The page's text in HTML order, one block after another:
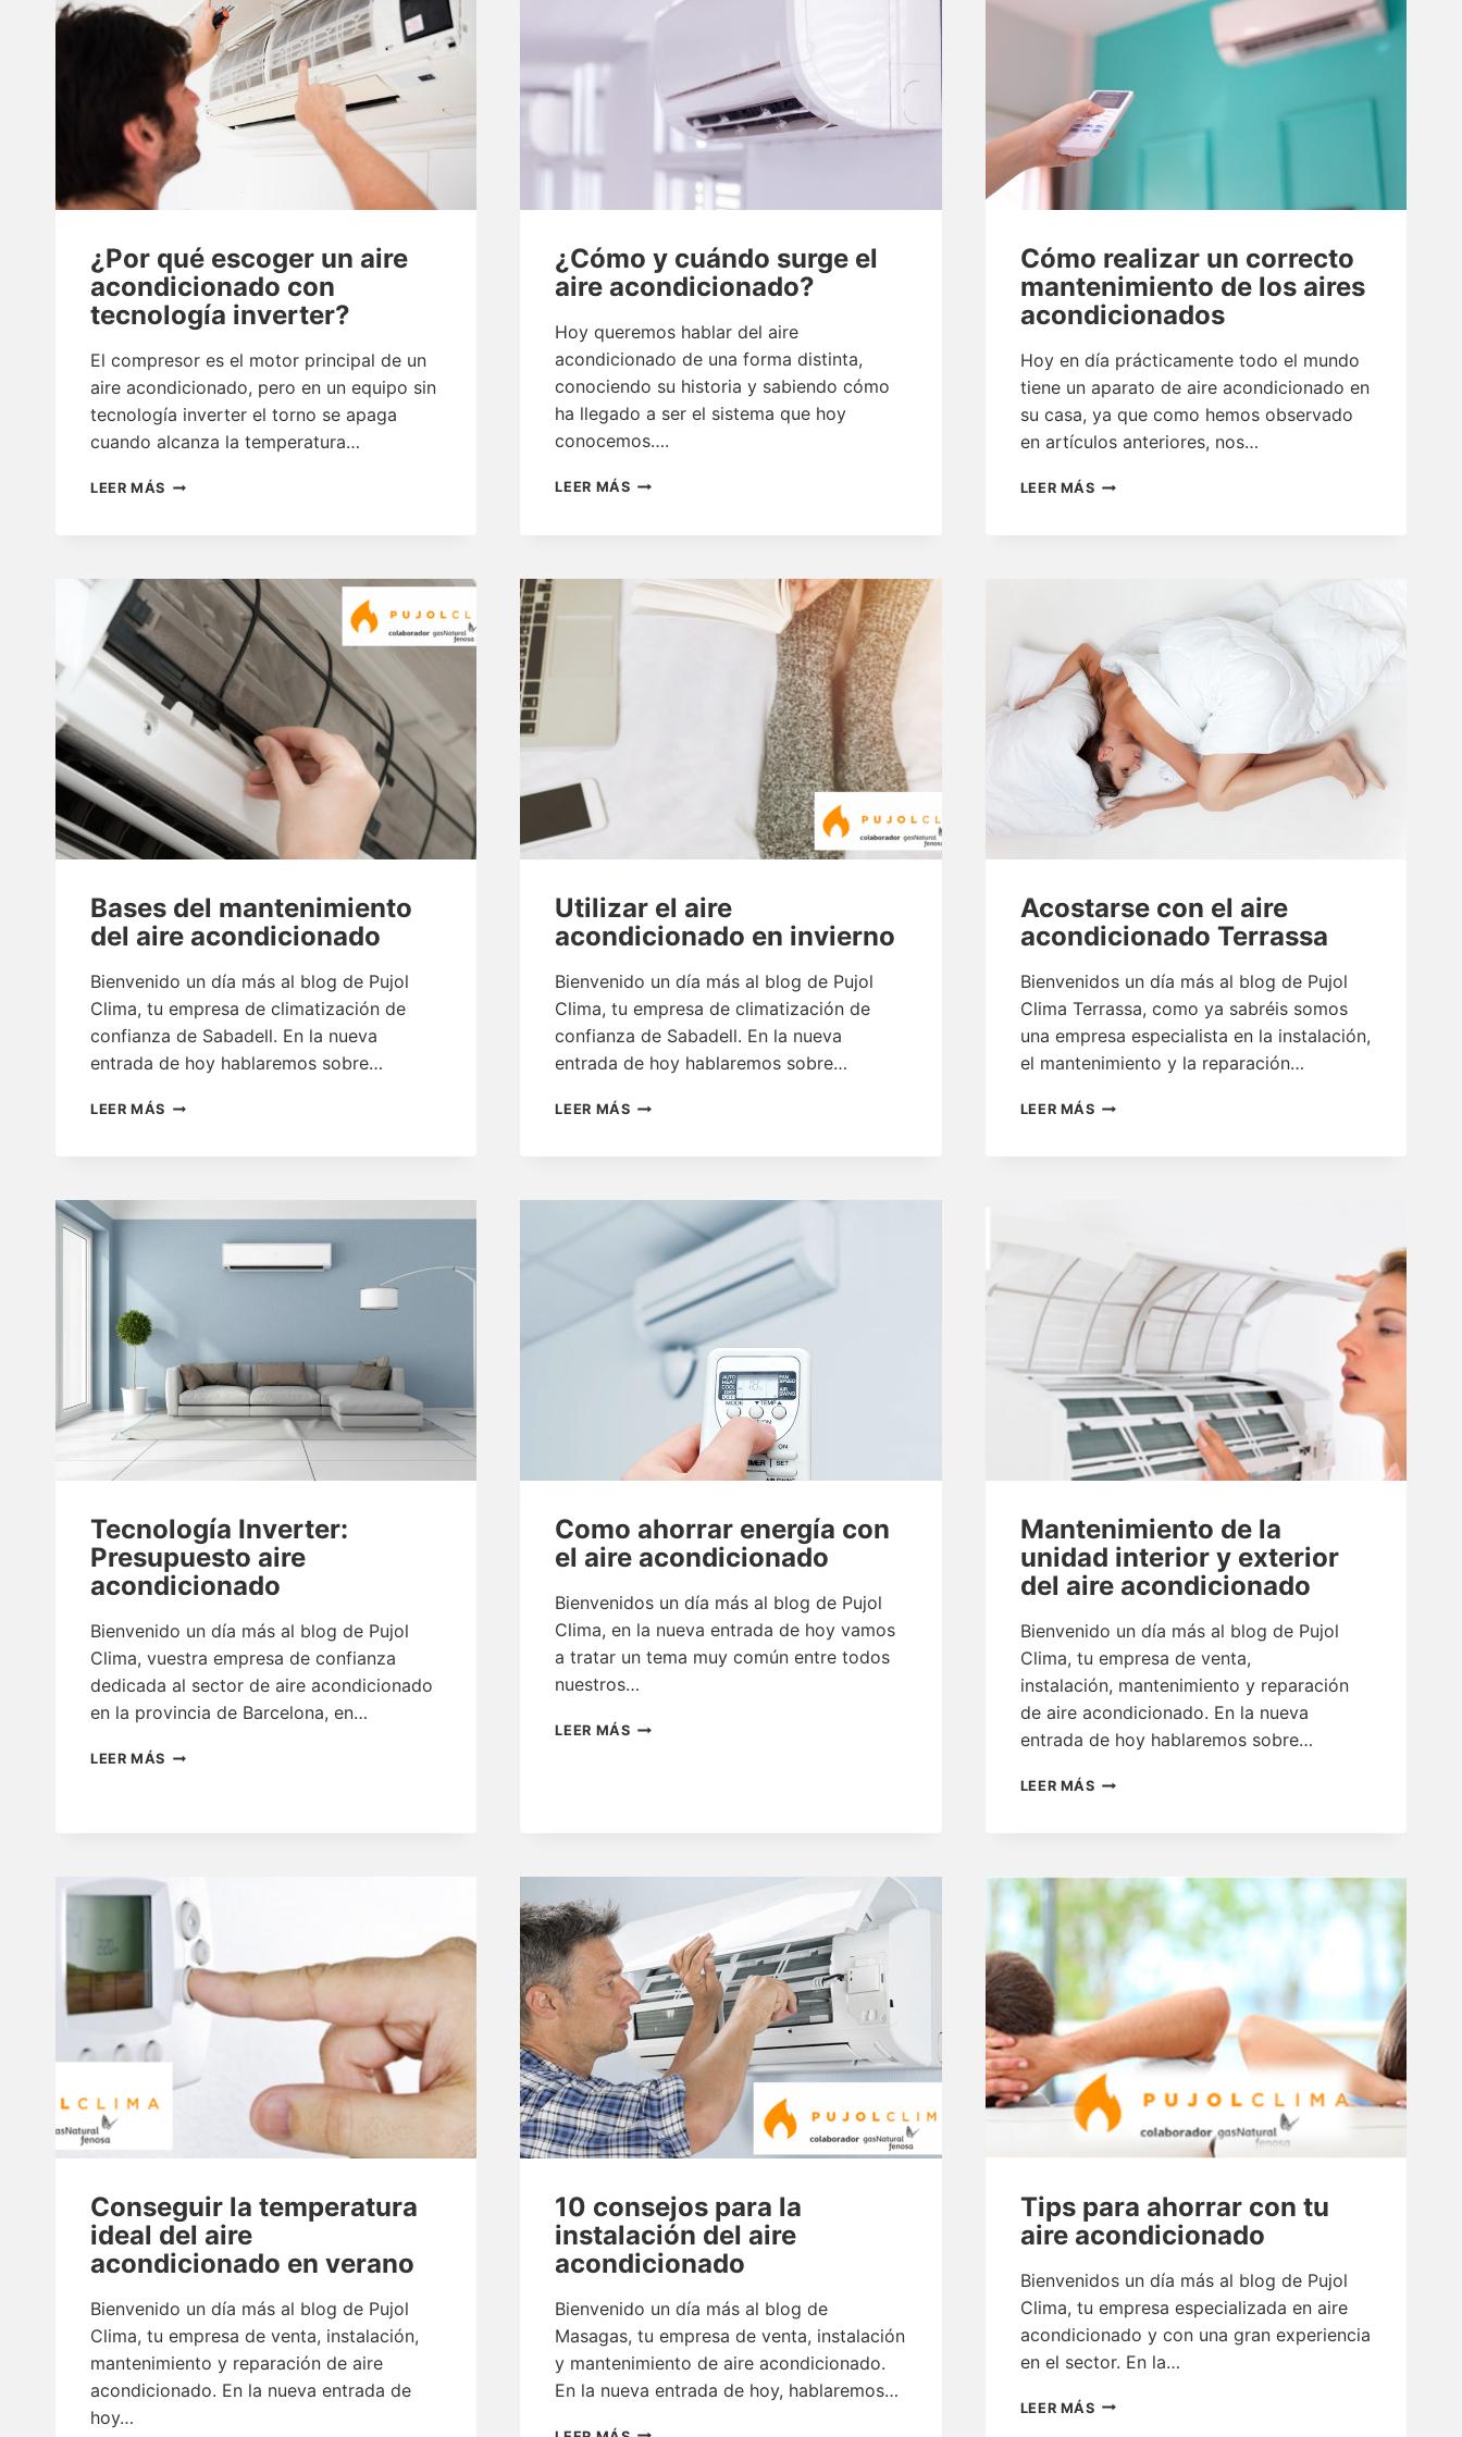
¿Por qué escoger un aire
acondicionado con
tecnología inverter?
El compresor es el motor principal de un
aire acondicionado, pero en un equipo sin
tecnología inverter el torno se apaga
cuando alcanza la temperatura…
LEER MÁS ¿POR
ACONDICIONADO
CON
TECNOLOGÍA
INVERTER?
¿Cómo y cuándo surge el
aire acondicionado?
Hoy queremos hablar del aire
acondicionado de una forma distinta,
conociendo su historia y sabiendo cómo
ha llegado a ser el sistema que hoy
conocemos….
LEER MÁS¿CÓMO
AIRE
ACONDICIONADO?
Cómo realizar un correcto
mantenimiento de los aires
acondicionados
Hoy en día prácticamente todo el mundo
tiene un aparato de aire acondicionado en
su casa, ya que como hemos observado
en artículos anteriores, nos…
LEER MÁSCÓMO
ACONDICIONADOS
Bases del mantenimiento
del aire acondicionado
Bienvenido un día más al blog de Pujol
Clima, tu empresa de climatización de
confianza de Sabadell. En la nueva
entrada de hoy hablaremos sobre…
LEER MÁS BASES
Utilizar el aire
acondicionado en invierno
Bienvenido un día más al blog de Pujol
Clima, tu empresa de climatización de
confianza de Sabadell. En la nueva
entrada de hoy hablaremos sobre…
LEER MÁSUTILIZAR
Acostarse con el aire
acondicionado Terrassa
Bienvenidos un día más al blog de Pujol
Clima Terrassa, como ya sabréis somos
una empresa especialista en la instalación,
el mantenimiento y la reparación…
LEER MÁSACOSTARSE
Tecnología Inverter:
Presupuesto aire
acondicionado
Bienvenido un día más al blog de Pujol
Clima, vuestra empresa de confianza
dedicada al sector de aire acondicionado
en la provincia de Barcelona, en…
LEER MÁS TECNOLOGÍA
Como ahorrar energía con
el aire acondicionado
Bienvenidos un día más al blog de Pujol
Clima, en la nueva entrada de hoy vamos
a tratar un tema muy común entre todos
nuestros…
LEER MÁSCOMO
Mantenimiento de la
unidad interior y exterior
del aire acondicionado
Bienvenido un día más al blog de Pujol
Clima, tu empresa de venta,
instalación, mantenimiento y reparación
de aire acondicionado. En la nueva
entrada de hoy hablaremos sobre…
LEER MÁSMANTENIMIENTO
Y
EXTERIOR
AIRE
Conseguir la temperatura
ideal del aire
acondicionado en verano
Bienvenido un día más al blog de Pujol
Clima, tu empresa de venta, instalación,
mantenimiento y reparación de aire
acondicionado. En la nueva entrada de
hoy…
10 consejos para la
instalación del aire
acondicionado
Bienvenido un día más al blog de
Masagas, tu empresa de venta, instalación
y mantenimiento de aire acondicionado.
En la nueva entrada de hoy, hablaremos…
10
Tips para ahorrar con tu
aire acondicionado
Bienvenidos un día más al blog de Pujol
Clima, tu empresa especializada en aire
acondicionado y con una gran experiencia
en el sector. En la…
LEER MÁSTIPS